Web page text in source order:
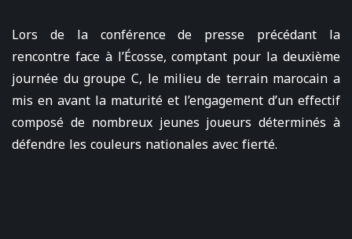
Lors de la conférence de presse précédant la
rencontre face à l’Écosse, comptant pour la deuxième
journée du groupe C, le milieu de terrain marocain a
mis en avant la maturité et l’engagement d’un effectif
composé de nombreux jeunes joueurs déterminés à
défendre les couleurs nationales avec fierté.